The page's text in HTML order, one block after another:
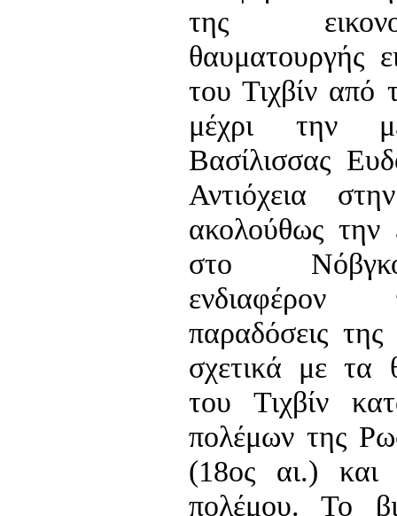
της
θαυματουργής
του Τιχβίν από
μέχρι την
Βασίλισσας
Αντιόχεια
ακολούθως την
στο
ενδιαφέρον
παραδόσεις
σχετικά με τα
του Τιχβίν
πολέμων της
(18ος αι.) και
πολέμου. Το